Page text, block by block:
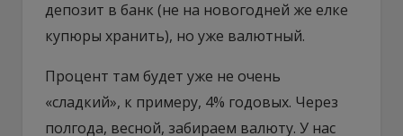
депозит в банк (не на новогодней же елке
купюры хранить), но уже валютный.
Процент там будет уже не очень
«сладкий», к примеру, 4% годовых. Через
полгода, весной, забираем валюту. У нас